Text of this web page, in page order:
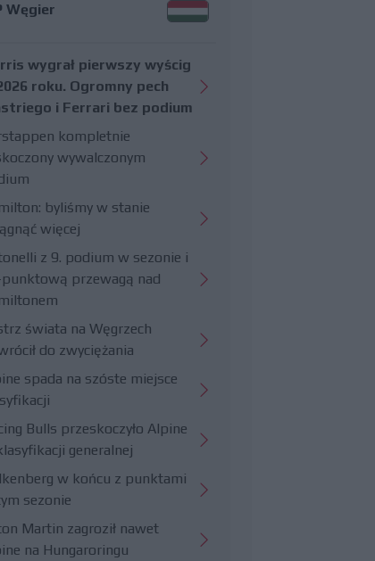
Węgier
wygrał pierwszy wyścig
roku. Ogromny pech
i Ferrari bez podium
kompletnie
wywalczonym
byliśmy w stanie
więcej
z 9. podium w sezonie i
punktową przewagą nad
świata na Węgrzech
do zwyciężania
spada na szóste miejsce
Bulls przeskoczyło Alpine
generalnej
w końcu z punktami
sezonie
Martin zagroził nawet
na Hungaroringu